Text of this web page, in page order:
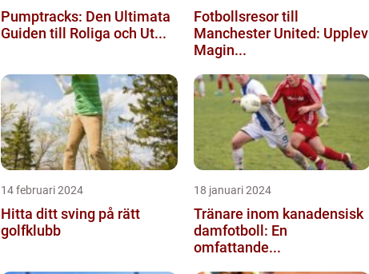
Pumptracks: Den Ultimata
Guiden till Roliga och Ut...
Fotbollsresor till
Manchester United: Upplev
Magin...
14 februari 2024
Hitta ditt sving på rätt
golfklubb
18 januari 2024
Tränare inom kanadensisk
damfotboll: En
omfattande...